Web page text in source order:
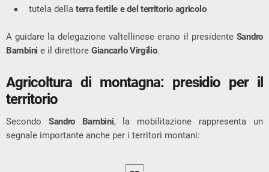
tutela della terra fertile e del territorio agricolo
A guidare la delegazione valtellinese erano il presidente Sandro
Bambini e il direttore Giancarlo Virgilio.
Agricoltura di montagna: presidio per il
territorio
Secondo Sandro Bambini, la mobilitazione rappresenta un
segnale importante anche per i territori montani: